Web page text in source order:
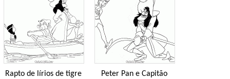
Rapto de lírios de tigre
Peter Pan e Capitão